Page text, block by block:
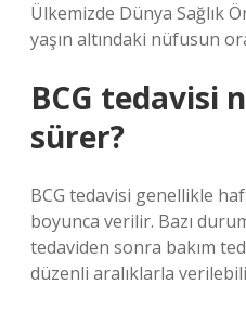
Ülkemizde Dünya Sağlık
yaşın altındaki nüfusun
BCG tedavisi
sürer?
BCG tedavisi genellikle
boyunca verilir. Bazı
tedaviden sonra bakım
düzenli aralıklarla